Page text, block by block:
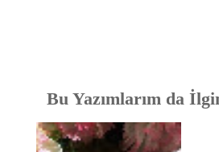
Bu Yazımlarım da